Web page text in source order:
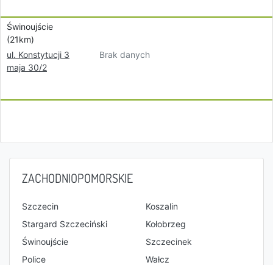
Świnoujście
(21km)
ul. Konstytucji 3
maja 30/2
Brak danych
ZACHODNIOPOMORSKIE
Szczecin
Koszalin
Stargard Szczeciński
Kołobrzeg
Świnoujście
Szczecinek
Police
Wałcz